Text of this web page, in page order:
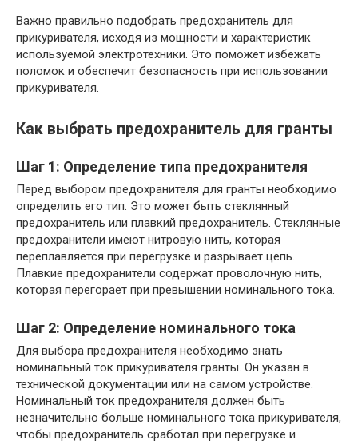
Важно правильно подобрать предохранитель для
прикуривателя, исходя из мощности и характеристик
используемой электротехники. Это поможет избежать
поломок и обеспечит безопасность при использовании
прикуривателя.
Как выбрать предохранитель для гранты
Шаг 1: Определение типа предохранителя
Перед выбором предохранителя для гранты необходимо
определить его тип. Это может быть стеклянный
предохранитель или плавкий предохранитель. Стеклянные
предохранители имеют нитровую нить, которая
переплавляется при перегрузке и разрывает цепь.
Плавкие предохранители содержат проволочную нить,
которая перегорает при превышении номинального тока.
Шаг 2: Определение номинального тока
Для выбора предохранителя необходимо знать
номинальный ток прикуривателя гранты. Он указан в
технической документации или на самом устройстве.
Номинальный ток предохранителя должен быть
незначительно больше номинального тока прикуривателя,
чтобы предохранитель сработал при перегрузке и